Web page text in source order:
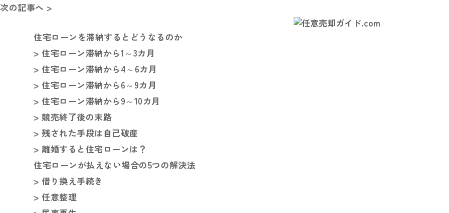
次の記事へ >
住宅ローンを滞納するとどうなるのか
> 住宅ローン滞納から1～3カ月
> 住宅ローン滞納から4～6カ月
> 住宅ローン滞納から6～9カ月
> 住宅ローン滞納から9～10カ月
> 競売終了後の末路
> 残された手段は自己破産
> 離婚すると住宅ローンは？
住宅ローンが払えない場合の5つの解決法
> 借り換え手続き
> 任意整理